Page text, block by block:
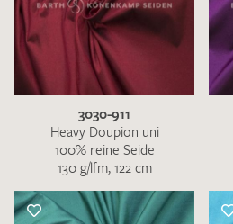
3030-911
Heavy Doupion uni
100% reine Seide
130 g/lfm, 122 cm